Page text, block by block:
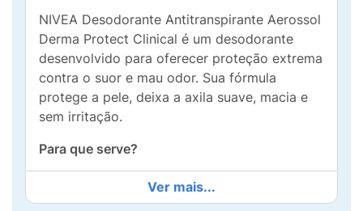
NIVEA Desodorante Antitranspirante Aerossol
Derma Protect Clinical é um desodorante
desenvolvido para oferecer proteção extrema
contra o suor e mau odor. Sua fórmula
protege a pele, deixa a axila suave, macia e
sem irritação.
Para que serve?
Desenvolvido para proporcionar proteção
intensa, o Derma Protect Clinical é o
Ver mais...